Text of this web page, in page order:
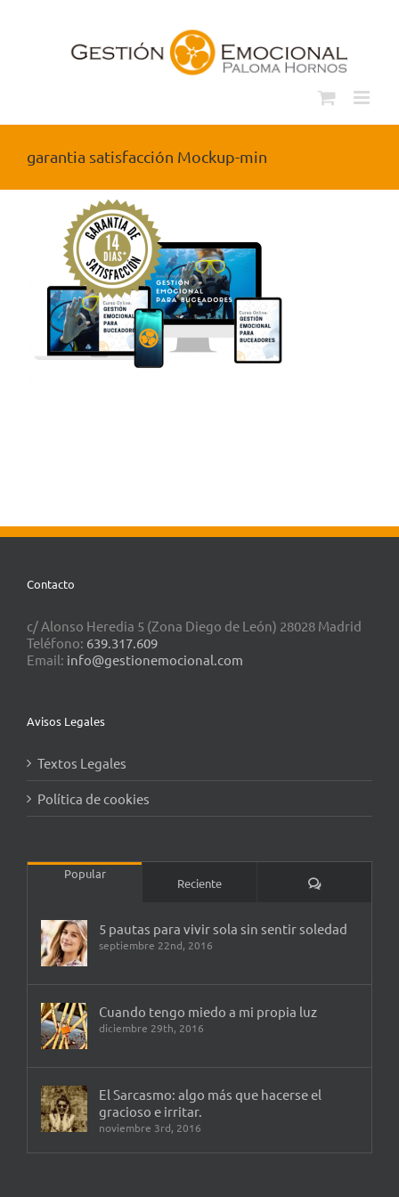
garantia satisfacción Mockup-min
Contacto
c/ Alonso Heredia 5 (Zona Diego de León) 28028 Madrid
Teléfono: 639.317.609
Email: info@gestionemocional.com
Avisos Legales
Textos Legales
Política de cookies
Popular
Reciente Comentarios
5 pautas para vivir sola sin sentir soledad
septiembre 22nd, 2016
Cuando tengo miedo a mi propia luz
diciembre 29th, 2016
El Sarcasmo: algo más que hacerse el
gracioso e irritar.
noviembre 3rd, 2016